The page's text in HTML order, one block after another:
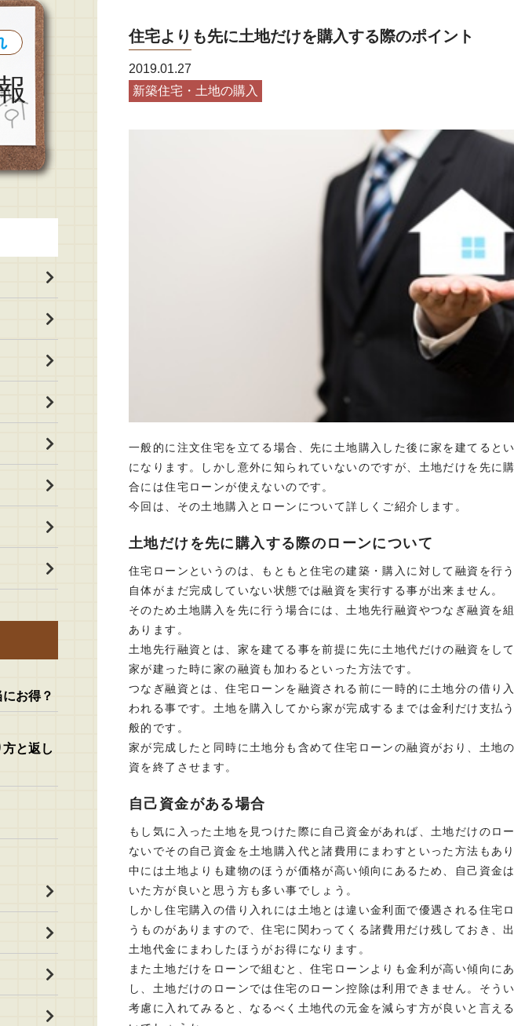
お得？
と返し
住宅よりも先に土地だけを購入する際のポイント
2019.01.27
新築住宅・土地の購入
一般的に注文住宅を立てる場合、先に土地購入した後に家を建てると
になります。しかし意外に知られていないのですが、土地だけを先に
合には住宅ローンが使えないのです。
今回は、その土地購入とローンについて詳しくご紹介します。
土地だけを先に購入する際のローンについて
住宅ローンというのは、もともと住宅の建築・購入に対して融資を行
自体がまだ完成していない状態では融資を実行する事が出来ません。
そのため土地購入を先に行う場合には、土地先行融資やつなぎ融資を
あります。
土地先行融資とは、家を建てる事を前提に先に土地代だけの融資をして
家が建った時に家の融資も加わるといった方法です。
つなぎ融資とは、住宅ローンを融資される前に一時的に土地分の借り
われる事です。土地を購入してから家が完成するまでは金利だけ支払
般的です。
家が完成したと同時に土地分も含めて住宅ローンの融資がおり、土地
資を終了させます。
自己資金がある場合
もし気に入った土地を見つけた際に自己資金があれば、土地だけのロ
ないでその自己資金を土地購入代と諸費用にまわすといった方法もあり
中には土地よりも建物のほうが価格が高い傾向にあるため、自己資金
いた方が良いと思う方も多い事でしょう。
しかし住宅購入の借り入れには土地とは違い金利面で優遇される住宅
うものがありますので、住宅に関わってくる諸費用だけ残しておき、
土地代金にまわしたほうがお得になります。
また土地だけをローンで組むと、住宅ローンよりも金利が高い傾向に
し、土地だけのローンでは住宅のローン控除は利用できません。そう
考慮に入れてみると、なるべく土地代の元金を減らす方が良いと言え